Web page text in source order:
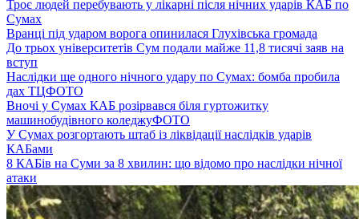
Троє людей перебувають у лікарні після нічних ударів КАБ по
Сумах
Вранці під ударом ворога опинилася Глухівська громада
До трьох університетів Сум подали майже 11,8 тисячі заяв на
вступ
Наслідки ще одного нічного удару по Сумах: бомба пробила
дах ТЦФОТО
Вночі у Сумах КАБ розірвався біля гуртожитку
машинобудівного коледжуФОТО
У Сумах розгортають штаб із ліквідації наслідків ударів
КАБами
8 КАБів на Суми за 8 хвилин: що відомо про наслідки нічної
атаки